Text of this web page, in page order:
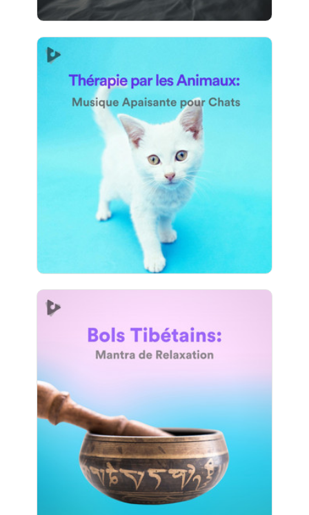
Thérapie par les Animaux:
Musique Apaisante pour
Chats
Info
Jouer
796 suiveurs
Bols Tibétains: Mantra de
Relaxation
Jouer
583 suiveurs